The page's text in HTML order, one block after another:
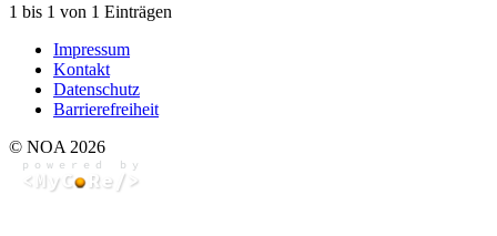
1 bis 1 von 1 Einträgen
Impressum
Kontakt
Datenschutz
Barrierefreiheit
© NOA 2026